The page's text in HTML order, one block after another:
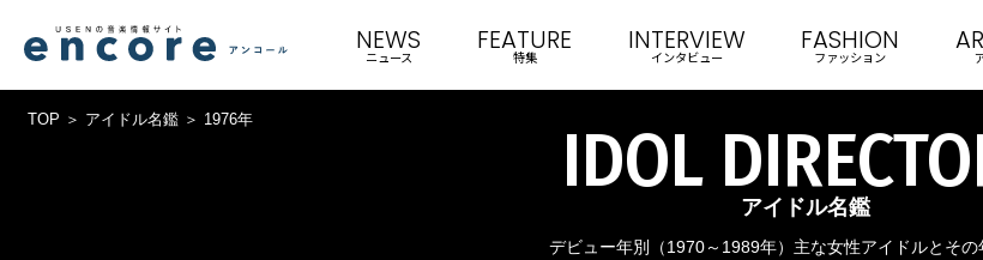
NEWS
ニュース
FEATURE
特集
INTERVIEW
インタビュー
FASHION
ファッション
TOP アイドル名鑑 1976年 IDOL
アイドル名鑑
デビュー年別（1970～1989年）主な女性アイドルとその